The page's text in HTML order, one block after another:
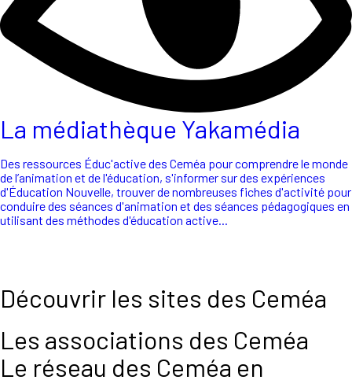
La médiathèque Yakamédia
Des ressources Éduc'active des Ceméa pour comprendre le monde
de l’animation et de l'éducation, s'informer sur des expériences
d'Éducation Nouvelle, trouver de nombreuses fiches d'activité pour
conduire des séances d'animation et des séances pédagogiques en
utilisant des méthodes d'éducation active...
Découvrir les sites des Ceméa
Les associations des Ceméa
Le réseau des Ceméa en